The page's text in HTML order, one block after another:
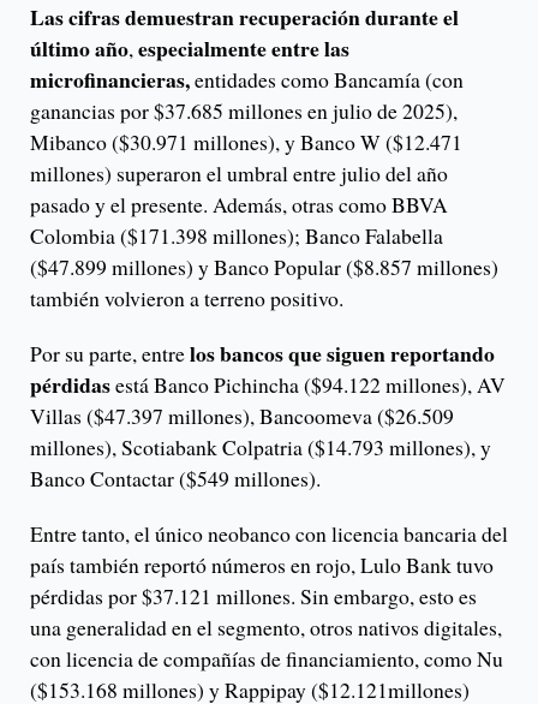
Las cifras demuestran recuperación durante el
último año,especialmente entre las
microfinancieras,entidades como Bancamía (con
ganancias por $37.685 millones en julio de 2025),
Mibanco ($30.971 millones), y Banco W ($12.471
millones) superaron el umbral entre julio del año
pasado y el presente. Además, otras como BBVA
Colombia ($171.398 millones); Banco Falabella
($47.899 millones) y Banco Popular ($8.857 millones)
también volvieron a terreno positivo.
Por su parte, entrelos bancos que siguen reportando
pérdidasestá Banco Pichincha ($94.122 millones), AV
Villas ($47.397 millones), Bancoomeva ($26.509
millones), Scotiabank Colpatria ($14.793 millones), y
Banco Contactar ($549 millones).
Entre tanto, el único neobanco con licencia bancaria del
país también reportó números en rojo, Lulo Bank tuvo
pérdidas por $37.121 millones. Sin embargo, esto es
una generalidad en el segmento, otros nativos digitales,
con licencia de compañías de financiamiento, como Nu
($153.168 millones) y Rappipay ($12.121millones)